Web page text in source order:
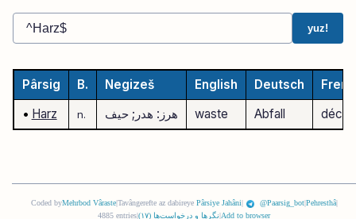
yuz!
Pârsig B. Negizeš English Deutsch
• Harz n. هرز: هدر; حیف waste Abfall
Coded byMehrbod Vâraste|Tavângerefte az dabireye Pârsiye Jahâni| @Paarsig_bot|Pehresthâ|
4885 entries
نگرها و درخواست‌ها (١٧) Add to browser